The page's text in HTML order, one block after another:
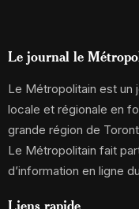
Le journal le
Le Métropolitain est un
locale et régionale en
grande région de
Le Métropolitain fait
d’information en ligne
Liens rapide